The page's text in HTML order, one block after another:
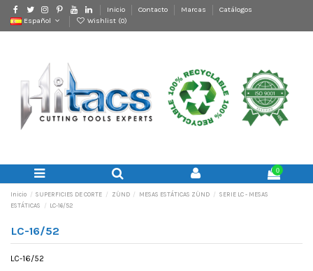
Inicio Contacto Marcas
Catálogos
Español
Wishlist (0)
0
Inicio SUPERFICIES DE CORTE ZÜND MESAS ESTÁTICAS ZÜND
SERIE LC - MESAS
ESTÁTICAS
LC-16/52
LC-16/52
LC-16/52